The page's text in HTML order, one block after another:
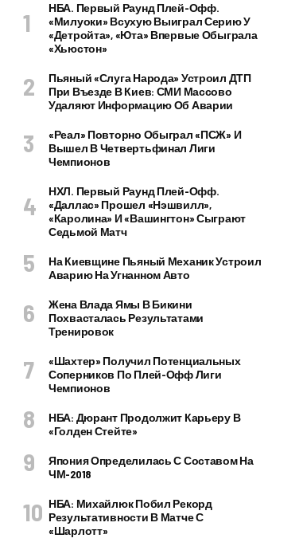
НБА. Первый Раунд Плей-Офф.
«Милуоки» Всухую Выиграл Серию У
«Детройта», «Юта» Впервые Обыграла
«Хьюстон»
Пьяный «слуга Народа» Устроил ДТП
При Въезде В Киев: СМИ Массово
Удаляют Информацию Об Аварии
«Реал» Повторно Обыграл «ПСЖ» И
Вышел В Четвертьфинал Лиги
Чемпионов
НХЛ. Первый Раунд Плей-Офф.
«Даллас» Прошел «Нэшвилл»,
«Каролина» И «Вашингтон» Сыграют
Седьмой Матч
На Киевщине Пьяный Механик Устроил
Аварию На Угнанном Авто
Жена Влада Ямы В Бикини
Похвасталась Результатами
Тренировок
«Шахтер» Получил Потенциальных
Соперников По Плей-Офф Лиги
Чемпионов
НБА: Дюрант Продолжит Карьеру В
«Голден Стейте»
Япония Определилась С Составом На
ЧМ-2018
НБА: Михайлюк Побил Рекорд
Результативности В Матче С
«Шарлотт»